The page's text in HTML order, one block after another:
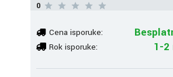
0
Cena isporuke:
Rok isporuke: 1-2